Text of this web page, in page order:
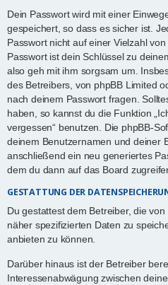
Dein Passwort wird mit einer
gespeichert, so dass es sicher ist.
Passwort nicht auf einer Vielzahl
Passwort ist dein Schlüssel zu
also geh mit ihm sorgsam um.
des Betreibers, von phpBB Limited
nach deinem Passwort fragen.
haben, so kannst du die Funktion
vergessen“ benutzen. Die phpBB-
deinem Benutzernamen und deiner
anschließend ein neu generiertes
dem du dann auf das Board
GESTATTUNG DER
Du gestattest dem Betreiber, die
näher spezifizierten Daten zu
anbieten zu können.
Darüber hinaus ist der Betreiber
Interessenabwägung zwischen